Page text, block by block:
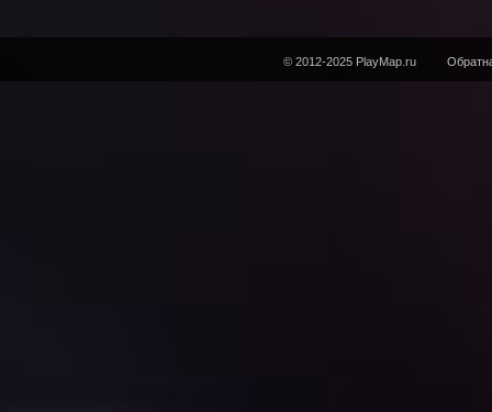
© 2012-2025 PlayMap.ru